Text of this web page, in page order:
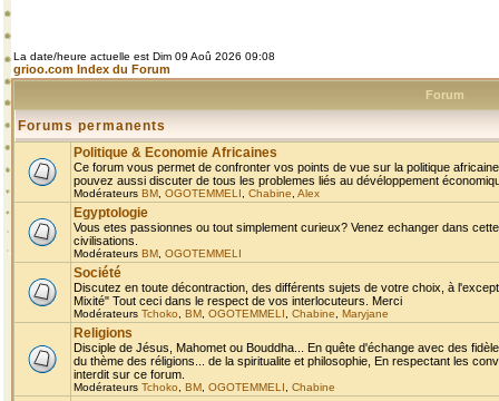
La date/heure actuelle est Dim 09 Aoû 2026 09:08
grioo.com Index du Forum
Forum
Forums permanents
Politique & Economie Africaines
Ce forum vous permet de confronter vos points de vue sur la politique
pouvez aussi discuter de tous les problemes liés au dévéloppement
Modérateurs BM OGOTEMMELI Chabine Alex
Egyptologie
Vous etes passionnes ou tout simplement curieux? Venez echanger dans
civilisations.
Modérateurs BM OGOTEMMELI
Société
Discutez en toute décontraction, des différents sujets de votre choix, à
Mixité" Tout ceci dans le respect de vos interlocuteurs. Merci
Modérateurs Tchoko BM OGOTEMMELI Chabine Maryjane
Religions
Disciple de Jésus, Mahomet ou Bouddha... En quête d'échange avec des
du thème des réligions... de la spiritualite et philosophie, En respectant les
interdit sur ce forum.
Modérateurs Tchoko BM OGOTEMMELI Chabine